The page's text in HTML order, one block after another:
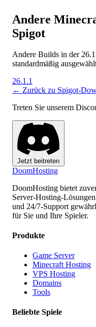
Andere
Spigot
Andere Builds in der
standardmäßig
26.1.1
← Zurück zu Spigot-
Treten Sie unserem
Jetzt beitreten
DoomHosting
DoomHosting bietet
Server-Hosting-
und 24/7-Support
für Sie und Ihre Spieler.
Produkte
Game Server
Minecraft Hosting
VPS Hosting
Domains
Tools
Beliebte Spiele